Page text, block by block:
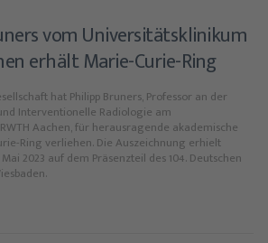
vom Universitätsklinikum
erhält Marie-Curie-Ring
hat Philipp Bruners, Professor an der
Interventionelle Radiologie am
Aachen, für herausragende akademische
Ring verliehen. Die Auszeichnung erhielt
2023 auf dem Präsenzteil des 104. Deutschen